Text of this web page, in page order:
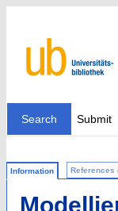
Search Submit
Information References